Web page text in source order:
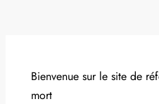
Bienvenue sur le site de
mort